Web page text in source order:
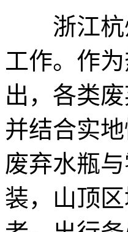
浙江杭州
工作。作
出，各类
并结合实
废弃水瓶
装，山顶